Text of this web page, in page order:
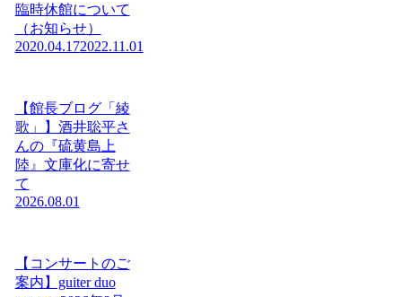
臨時休館について
（お知らせ）
2020.04.172022.11.01
【館長ブログ「綾
歌」】酒井聡平さ
んの『硫黄島上
陸』文庫化に寄せ
て
2026.08.01
【コンサートのご
案内】guiter duo